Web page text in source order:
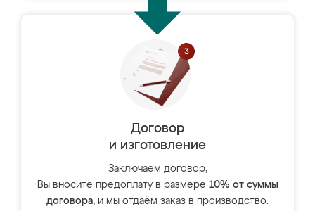
Договор
и изготовление
Заключаем договор,
Вы вносите предоплату в размере 10% от суммы
договора, и мы отдаём заказ в производство.